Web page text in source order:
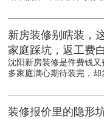
新房装修别瞎装，
家庭踩坑，返工费
沈阳新房装修是件费钱又
多家庭满心期待装完，却
装修报价里的隐形